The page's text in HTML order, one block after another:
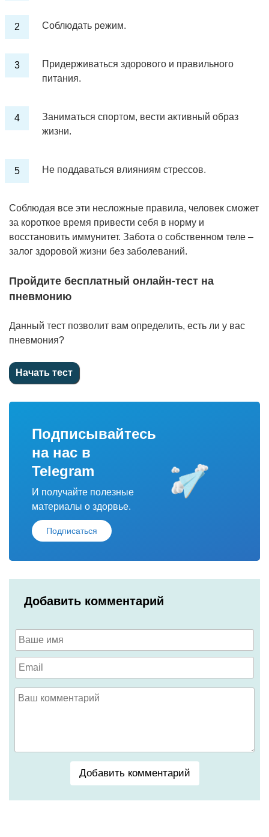
Соблюдать режим.
Придерживаться здорового и правильного
питания.
Заниматься спортом, вести активный образ
жизни.
Не поддаваться влияниям стрессов.
Соблюдая все эти несложные правила, человек сможет
за короткое время привести себя в норму и
восстановить иммунитет. Забота о собственном теле –
залог здоровой жизни без заболеваний.
Пройдите бесплатный онлайн-тест на
пневмонию
Данный тест позволит вам определить, есть ли у вас
пневмония?
Подписывайтесь
на нас в
Telegram
И получайте полезные
материалы о здорвье.
Подписаться
Добавить комментарий
Добавить комментарий